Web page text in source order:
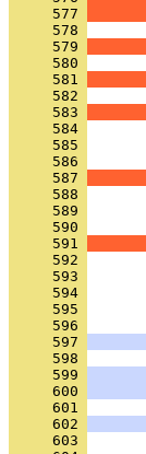
     577
     578
     579
     580
     581
     582
     583
     584
     585
     586
     587
     588
     589
     590
     591
     592
     593
     594
     595
     596
     597
     598
     599
     600
     601
     602
     603